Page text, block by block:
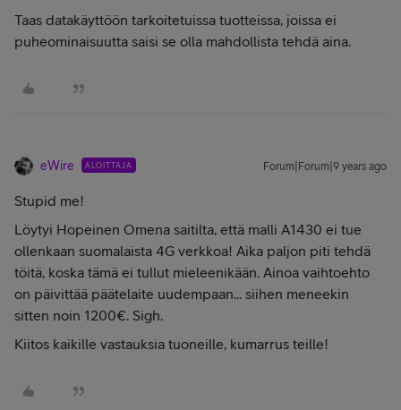
Taas datakäyttöön tarkoitetuissa tuotteissa, joissa ei
puheominaisuutta saisi se olla mahdollista tehdä aina.
eWire ALOITTAJA Forum|Forum|9 years ago
Stupid me!
Löytyi Hopeinen Omena saitilta, että malli A1430 ei tue
ollenkaan suomalaista 4G verkkoa! Aika paljon piti tehdä
töitä, koska tämä ei tullut mieleenikään. Ainoa vaihtoehto
on päivittää päätelaite uudempaan... siihen meneekin
sitten noin 1200€. Sigh.
Kiitos kaikille vastauksia tuoneille, kumarrus teille!